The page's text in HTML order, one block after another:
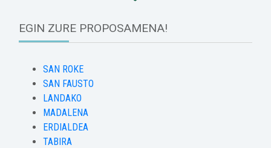
EGIN ZURE PROPOSAMENA!
SAN ROKE
SAN FAUSTO
LANDAKO
MADALENA
ERDIALDEA
TABIRA